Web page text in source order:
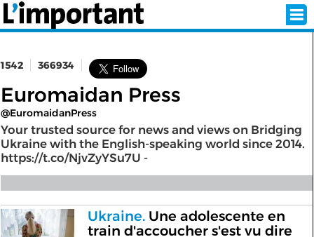
SÉLECTION DE L'ÉTÉ
ABONNEZ-VOUS À LA NEWSLETTER!
1542 366934
Euromaidan Press
@EuromaidanPress
Your trusted source for news and views on Bridging
Ukraine with the English-speaking world since 2014.
https://t.co/NjvZyYSu7U -
Ukraine.Une adolescente en
train d'accoucher s'est vu dire